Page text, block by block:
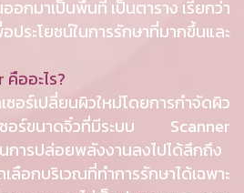
อกมาเป็นพื้นที่ เป็นตาราง เรียกว่า
ะโยชน์ในการรักษาที่มากขึ้นและ
ออะไร?
ซอร์เปลี่ยนผิวใหม่โดยการกำจัดผิว
ซอร์ขนาดจิ๋วที่มีระบบ Scanner
การปล่อยพลังงานลงไปได้ลึกถึง
ลือกบริเวณที่ทำการรักษาได้เฉพาะ